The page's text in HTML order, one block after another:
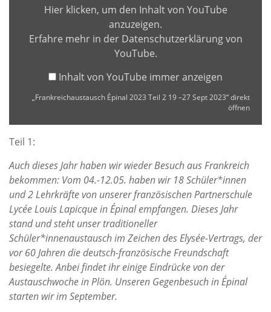
YouTube
Hier klicken, um den Inhalt von YouTube
anzuzeigen.
Erfahre mehr in der Datenschutzerklärung von
YouTube.
Inhalt von YouTube immer anzeigen
„Frankreichaustausch Épinal 2023 Teil 2 19 –27 Sept 2023“ direkt
öffnen
Teil 1:
Auch dieses Jahr haben wir wieder Besuch aus Frankreich
bekommen: Vom 04.-12.05. haben wir 18 Schüler*innen
und 2 Lehrkräfte von unserer französischen Partnerschule
Lycée Louis Lapicque in Épinal empfangen. Dieses Jahr
stand und steht unser traditioneller
Schüler*innenaustausch im Zeichen des Elysée-Vertrags, der
vor 60 Jahrendie deutsch-französische Freundschaft
besiegelte. Anbei findet ihr einige Eindrücke vonder
Austauschwoche in Plön. Unseren Gegenbesuch in Épinal
starten wir im September.